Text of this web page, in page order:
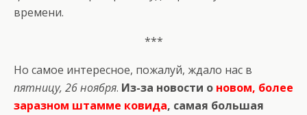
времени.
***
Но самое интересное, пожалуй, ждало нас в
пятницу, 26 ноября. Из-за новости о новом, более
заразном штамме ковида, самая большая